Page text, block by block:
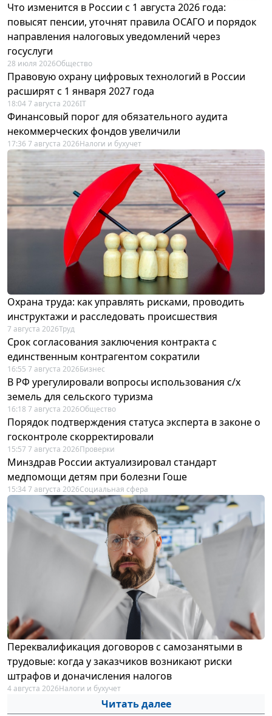
Что изменится в России с 1 августа 2026 года:
повысят пенсии, уточнят правила ОСАГО и порядок
направления налоговых уведомлений через
госуслуги
28 июля 2026Общество
Правовую охрану цифровых технологий в России
расширят с 1 января 2027 года
18:04 7 августа 2026IT
Финансовый порог для обязательного аудита
некоммерческих фондов увеличили
17:36 7 августа 2026Налоги и бухучет
Охрана труда: как управлять рисками, проводить
инструктажи и расследовать происшествия
7 августа 2026Труд
Срок согласования заключения контракта с
единственным контрагентом сократили
16:55 7 августа 2026Бизнес
В РФ урегулировали вопросы использования с/х
земель для сельского туризма
16:18 7 августа 2026Общество
Порядок подтверждения статуса эксперта в законе о
госконтроле скорректировали
15:57 7 августа 2026Проверки
Минздрав России актуализировал стандарт
медпомощи детям при болезни Гоше
15:34 7 августа 2026Социальная сфера
Переквалификация договоров с самозанятыми в
трудовые: когда у заказчиков возникают риски
штрафов и доначисления налогов
4 августа 2026Налоги и бухучет
Читать далее